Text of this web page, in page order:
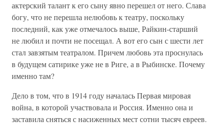
актерский талант к его сыну явно перешел от него. Слава
богу, что не перешла нелюбовь к театру, поскольку
последний, как уже отмечалось выше, Райкин-старший
не любил и почти не посещал. А вот его сын с шести лет
стал завзятым театралом. Причем любовь эта проснулась
в будущем сатирике уже не в Риге, а в Рыбинске. Почему
именно там?
Дело в том, что в 1914 году началась Первая мировая
война, в которой участвовала и Россия. Именно она и
заставила сняться с насиженных мест сотни тысяч евреев.